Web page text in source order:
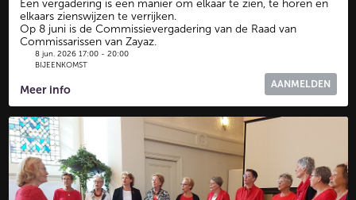
Een vergadering is een manier om elkaar te zien, te horen en
elkaars zienswijzen te verrijken.
Op 8 juni is de Commissievergadering van de Raad van
Commissarissen van Zayaz.
8 jun. 2026 17:00 - 20:00
BIJEENKOMST
Meer info AANMELDEN